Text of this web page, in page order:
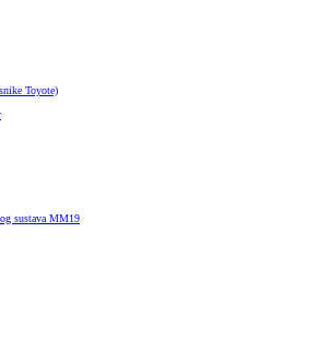
Toyote)
sustava MM19